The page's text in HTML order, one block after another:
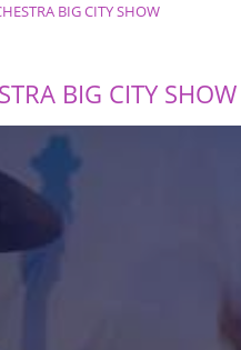
BIG CITY SHOW
BIG CITY SHOW